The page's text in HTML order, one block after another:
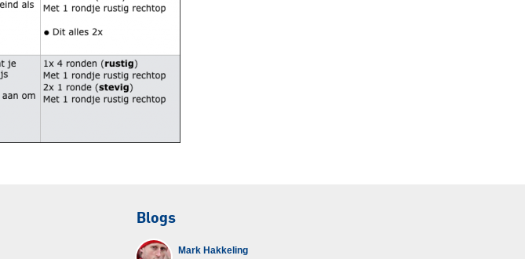
Blogs
Mark Hakkeling